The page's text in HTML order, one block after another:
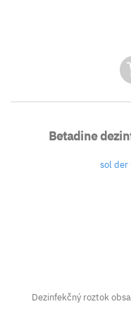
Betadine
sol
Dezinfekčný roztok